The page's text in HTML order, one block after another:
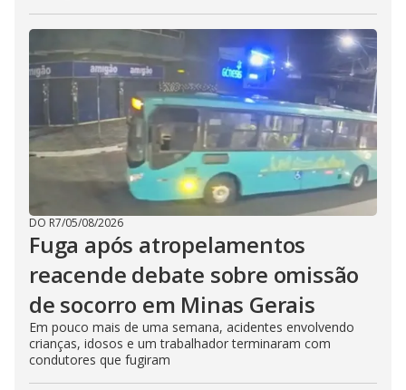
DO R7/05/08/2026
Fuga após atropelamentos
reacende debate sobre omissão
de socorro em Minas Gerais
Em pouco mais de uma semana, acidentes envolvendo
crianças, idosos e um trabalhador terminaram com
condutores que fugiram